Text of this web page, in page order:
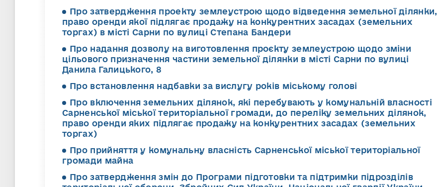
Про затвердження проекту землеустрою щодо відведення земельної ділянки,
право оренди якої підлягає продажу на конкурентних засадах (земельних
торгах) в місті Сарни по вулиці Степана Бандери
Про надання дозволу на виготовлення проєкту землеустрою щодо зміни
цільового призначення частини земельної ділянки в місті Сарни по вулиці
Данила Галицького, 8
Про встановлення надбавки за вислугу років міському голові
Про включення земельних ділянок, які перебувають у комунальній власності
Сарненської міської територіальної громади, до переліку земельних ділянок,
право оренди яких підлягає продажу на конкурентних засадах (земельних
торгах)
Про прийняття у комунальну власність Сарненської міської територіальної
громади майна
Про затвердження змін до Програми підготовки та підтримки підрозділів